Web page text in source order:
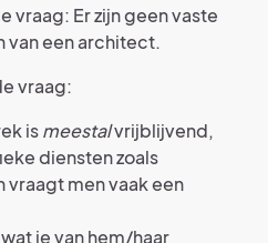
vraag: Er zijn geen vaste
van een architect.
vraag:
ismeestalvrijblijvend,
diensten zoals
men vaak een
je van hem/haar